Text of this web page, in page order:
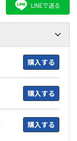
LINEで送る
購入する
購入する
購入する